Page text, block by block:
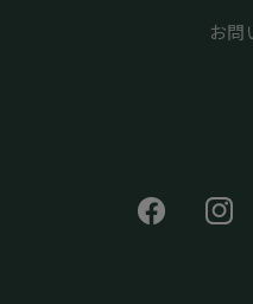
お問
Facebook